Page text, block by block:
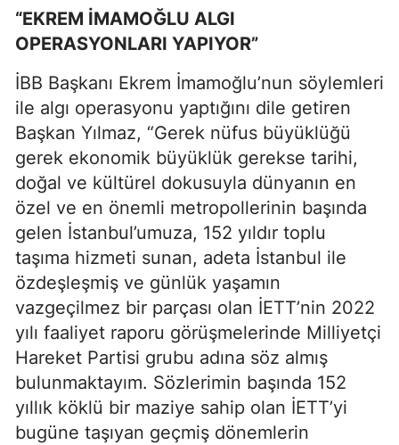
“EKREM İMAMOĞLU ALGI
OPERASYONLARI YAPIYOR”
İBB Başkanı Ekrem İmamoğlu’nun söylemleri
ile algı operasyonu yaptığını dile getiren
Başkan Yılmaz, “Gerek nüfus büyüklüğü
gerek ekonomik büyüklük gerekse tarihi,
doğal ve kültürel dokusuyla dünyanın en
özel ve en önemli metropollerinin başında
gelen İstanbul’umuza, 152 yıldır toplu
taşıma hizmeti sunan, adeta İstanbul ile
özdeşleşmiş ve günlük yaşamın
vazgeçilmez bir parçası olan İETT’nin 2022
yılı faaliyet raporu görüşmelerinde Milliyetçi
Hareket Partisi grubu adına söz almış
bulunmaktayım. Sözlerimin başında 152
yıllık köklü bir maziye sahip olan İETT’yi
bugüne taşıyan geçmiş dönemlerin